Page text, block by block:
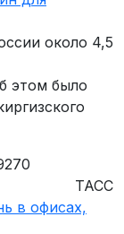
около 4,5
этом было
ТАСС
в офисах,